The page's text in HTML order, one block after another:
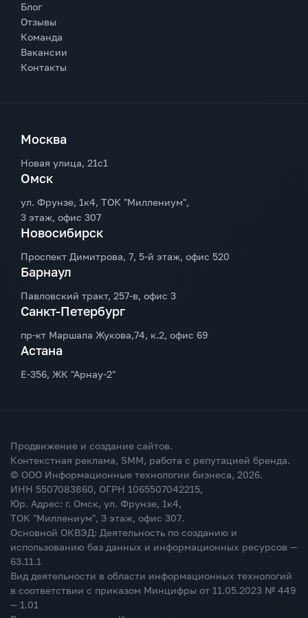
Блог
Отзывы
Команда
Вакансии
Контакты
Москва
Новая улица, 21с1
Омск
ул. Фрунзе, 1к4, ТОК "Миллениум",
3 этаж, офис 307
Новосибирск
Проспект Димитрова, 7, 5-й этаж, офис 520
Барнаул
Павловский тракт, 257-в, офис 3
Санкт-Петербург
пр-кт Маршала Жукова,74, к.2, офис 69
Астана
Е-356, ЖК "Арнау-2"
Продвижение и создание сайтов.
Контекстная реклама, SMM, работа с репутацией бренда.
© ООО Информационные технологии бизнеса, 2026.
ИНН 5507083860, ОГРН 1065507042215,
Юр. Адрес: г. Омск, ул. Фрунзе, 1к4,
ТОК "Миллениум", 3 этаж, офис 307.
Основной ОКВЭД: Деятельность по созданию и
использованию баз данных и информационных ресурсов —
63.11.1
Вид деятельности в области информационных технологий
в соответствии с приказом Минцифры от 11.05.2023 № 449
— 1.01